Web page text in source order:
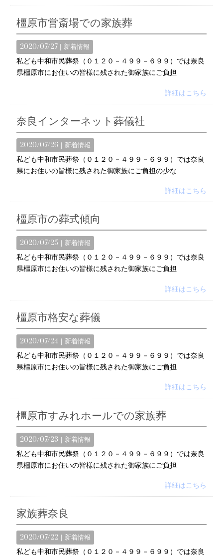
橿原市営斎場での家族葬
2020/07/27｜新着情報
私ども中和市民葬祭（０１２０－４９９－６９９）では奈良
県橿原市にお住いの皆様に残された御家族にご負担
詳細はこちら
奈良インターネット葬儀社
2020/07/26｜新着情報
私ども中和市民葬祭（０１２０－４９９－６９９）では奈良
県にお住いの皆様に残された御家族にご負担の少な
詳細はこちら
橿原市の葬式傾向
2020/07/25｜新着情報
私ども中和市民葬祭（０１２０－４９９－６９９）では奈良
県橿原市にお住いの皆様に残された御家族にご負担
詳細はこちら
橿原市格安な葬儀
2020/07/24｜新着情報
私ども中和市民葬祭（０１２０－４９９－６９９）では奈良
県橿原市にお住いの皆様に残された御家族にご負担
詳細はこちら
橿原市すみれホールでの家族葬
2020/07/23｜新着情報
私ども中和市民葬祭（０１２０－４９９－６９９）では奈良
県橿原市にお住いの皆様に残された御家族にご負担
詳細はこちら
家族葬奈良
2020/07/22｜新着情報
私ども中和市民葬祭（０１２０－４９９－６９９）では奈良